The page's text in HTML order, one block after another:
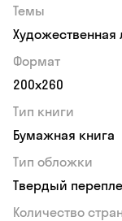
Темы
Художественная
Формат
200x260
Тип книги
Бумажная книга
Тип обложки
Твердый
Количество